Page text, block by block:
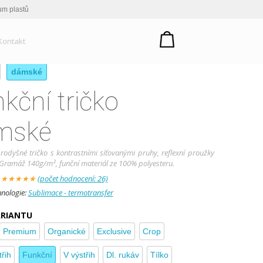
plastů
dámské
tričko
tričko s kontrastními síťovanými pruhy, reflexní proužky
140g/m², funční materiál ze 100% polyesteru.
★★★★★(počet hodnocení: 26)
Sublimace - termotransfer
Premium Organické Exclusive Crop
Funkční V výstřih Dl. rukáv Tílko